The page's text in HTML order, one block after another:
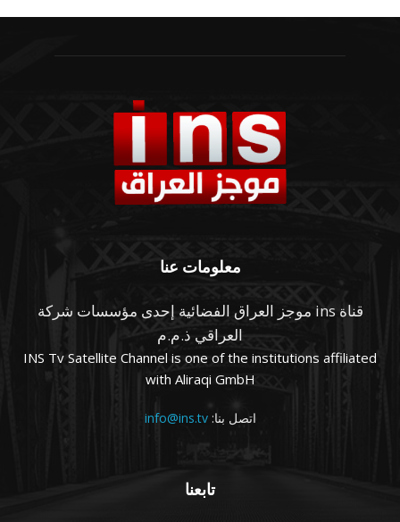
معلومات عنا
قناة ins موجز العراق الفضائية إحدى مؤسسات شركة
العراقي ذ.م.م
INS Tv Satellite Channel is one of the institutions affiliated
with Aliraqi GmbH
اتصل بنا:info@ins.tv
تابعنا